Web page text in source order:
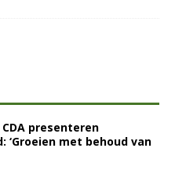
presenteren
‘Groeien met behoud van